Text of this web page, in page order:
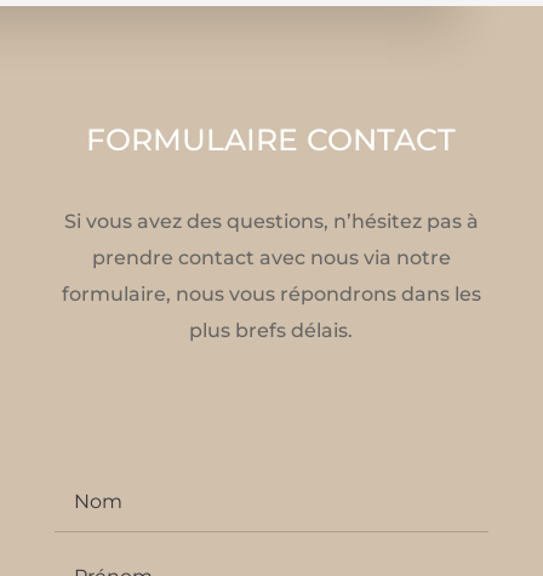
FORMULAIRE CONTACT
Si vous avez des questions, n’hésitez pas à
prendre contact avec nous via notre
formulaire, nous vous répondrons dans les
plus brefs délais.